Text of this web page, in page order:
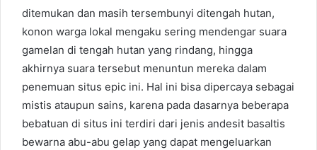
ditemukan dan masih tersembunyi ditengah hutan,
konon warga lokal mengaku sering mendengar suara
gamelan di tengah hutan yang rindang, hingga
akhirnya suara tersebut menuntun mereka dalam
penemuan situs epic ini. Hal ini bisa dipercaya sebagai
mistis ataupun sains, karena pada dasarnya beberapa
bebatuan di situs ini terdiri dari jenis andesit basaltis
bewarna abu-abu gelap yang dapat mengeluarkan